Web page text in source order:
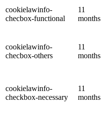
cookielawinfo-
checbox-functional
11
months
cookielawinfo-
checbox-others
11
months
cookielawinfo-
checkbox-necessary
11
months